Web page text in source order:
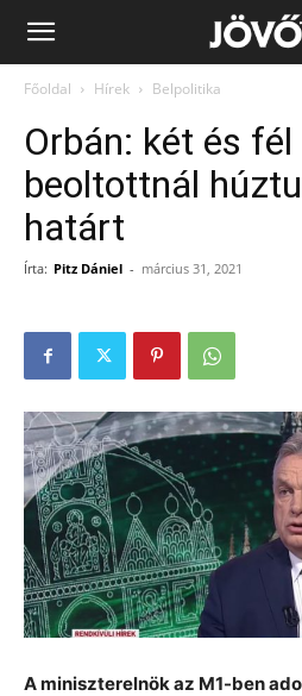
Jövő
Főoldal Hírek Belpolitika
Orbán: két és
beoltottnál
határt
Írta: Pitz Dániel - március 31, 2021
A miniszterelnök az M1-ben